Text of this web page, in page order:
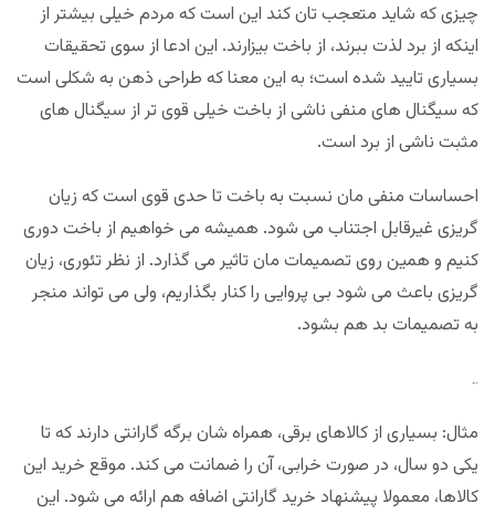
چیزی که شاید متعجب تان کند این است که مردم خیلی بیشتر از
اینکه از برد لذت ببرند، از باخت بیزارند. این ادعا از سوی تحقیقات
بسیاری تایید شده است؛ به این معنا که طراحی ذهن به شکلی است
که سیگنال های منفی ناشی از باخت خیلی قوی تر از سیگنال های
مثبت ناشی از برد است.
احساسات منفی مان نسبت به باخت تا حدی قوی است که زیان
گریزی غیرقابل اجتناب می شود. همیشه می خواهیم از باخت دوری
کنیم و همین روی تصمیمات مان تاثیر می گذارد. از نظر تئوری، زیان
گریزی باعث می شود بی پروایی را کنار بگذاریم، ولی می تواند منجر
به تصمیمات بد هم بشود.
مثال: بسیاری از کالاهای برقی، همراه شان برگه گارانتی دارند که تا
یکی دو سال، در صورت خرابی، آن را ضمانت می کند. موقع خرید این
کالاها، معمولا پیشنهاد خرید گارانتی اضافه هم ارائه می شود. این